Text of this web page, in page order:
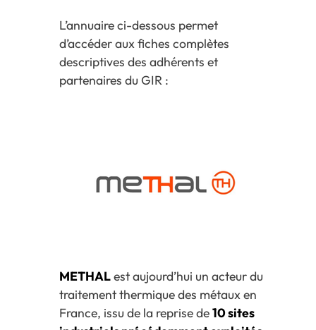
L’annuaire ci-dessous permet
d’accéder aux fiches complètes
descriptives des adhérents et
partenaires du GIR :
METHALest aujourd’hui un acteur du
traitement thermique des métaux en
France, issu de la reprise de10 sites